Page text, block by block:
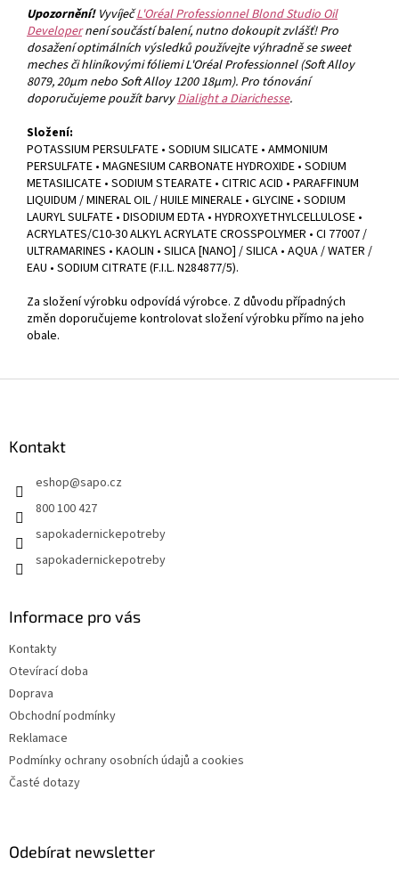
Upozornění! Vyvíječ L'Oréal Professionnel Blond Studio Oil
Developer není součástí balení, nutno dokoupit zvlášť! Pro
dosažení optimálních výsledků používejte výhradně se sweet
meches či hliníkovými fóliemi L'Oréal Professionnel (Soft Alloy
8079, 20μm nebo Soft Alloy 1200 18μm). Pro tónování
doporučujeme použít barvy Dialight a Diarichesse.
Složení:
POTASSIUM PERSULFATE • SODIUM SILICATE • AMMONIUM
PERSULFATE • MAGNESIUM CARBONATE HYDROXIDE • SODIUM
METASILICATE • SODIUM STEARATE • CITRIC ACID • PARAFFINUM
LIQUIDUM / MINERAL OIL / HUILE MINERALE • GLYCINE • SODIUM
LAURYL SULFATE • DISODIUM EDTA • HYDROXYETHYLCELLULOSE •
ACRYLATES/C10-30 ALKYL ACRYLATE CROSSPOLYMER • CI 77007 /
ULTRAMARINES • KAOLIN • SILICA [NANO] / SILICA • AQUA / WATER /
EAU • SODIUM CITRATE (F.I.L. N284877/5).
Za složení výrobku odpovídá výrobce. Z důvodu případných
změn doporučujeme kontrolovat složení výrobku přímo na jeho
obale.
Kontakt
eshop@sapo.cz
800 100 427
sapokadernickepotreby
sapokadernickepotreby
Informace pro vás
Kontakty
Otevírací doba
Doprava
Obchodní podmínky
Reklamace
Podmínky ochrany osobních údajů a cookies
Časté dotazy
Odebírat newsletter